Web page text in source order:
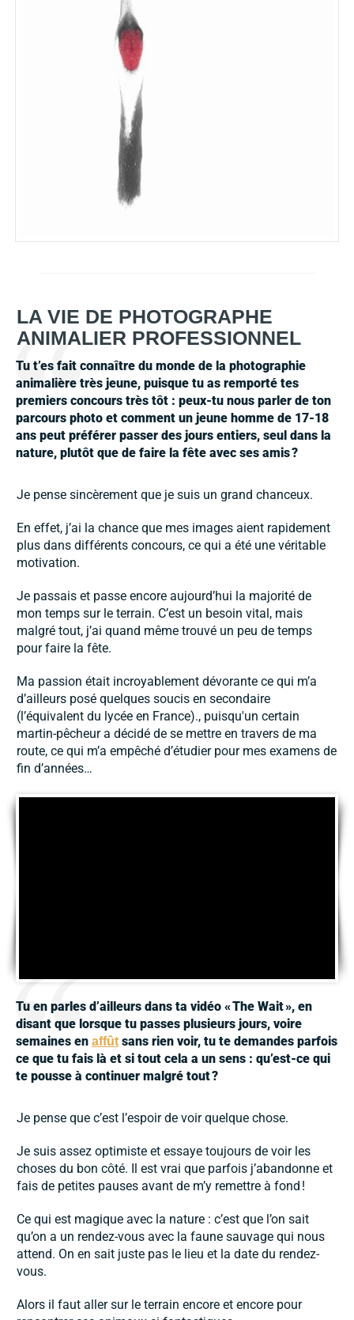
LA VIE DE PHOTOGRAPHE
ANIMALIER PROFESSIONNEL
Tu t’es fait connaître du monde de la photographie
animalière très jeune, puisque tu as remporté tes
premiers concours très tôt : peux-tu nous parler de ton
parcours photo et comment un jeune homme de 17-18
ans peut préférer passer des jours entiers, seul dans la
nature, plutôt que de faire la fête avec ses amis?
Je pense sincèrement que je suis un grand chanceux.
En effet, j’ai la chance que mes images aient rapidement
plus dans différents concours, ce qui a été une véritable
motivation.
Je passais et passe encore aujourd’hui la majorité de
mon temps sur le terrain. C’est un besoin vital, mais
malgré tout, j’ai quand même trouvé un peu de temps
pour faire la fête.
Ma passion était incroyablement dévorante ce qui m’a
d’ailleurs posé quelques soucis en secondaire
(l’équivalent du lycée en France)., puisqu'un certain
martin-pêcheur a décidé de se mettre en travers de ma
route, ce qui m’a empêché d’étudier pour mes examens de
fin d’années…
Tu en parles d’ailleurs dans ta vidéo «The Wait», en
disant que lorsque tu passes plusieurs jours, voire
semaines en affût sans rien voir, tu te demandes parfois
ce que tu fais là et si tout cela a un sens : qu’est-ce qui
te pousse à continuer malgré tout?
Je pense que c’est l’espoir de voir quelque chose.
Je suis assez optimiste et essaye toujours de voir les
choses du bon côté. Il est vrai que parfois j’abandonne et
fais de petites pauses avant de m’y remettre à fond !
Ce qui est magique avec la nature : c’est que l’on sait
qu’on a un rendez-vous avec la faune sauvage qui nous
attend. On en sait juste pas le lieu et la date du rendez-
vous.
Alors il faut aller sur le terrain encore et encore pour